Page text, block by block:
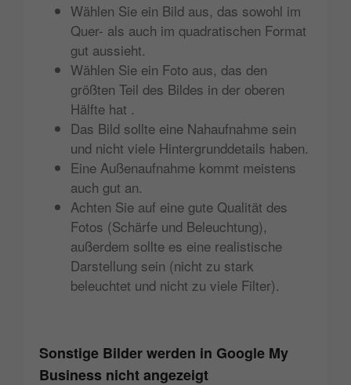
Wählen Sie ein Bild aus, das sowohl im
Quer- als auch im quadratischen Format
gut aussieht.
Wählen Sie ein Foto aus, das den
größten Teil des Bildes in der oberen
Hälfte hat .
Das Bild sollte eine Nahaufnahme sein
und nicht viele Hintergrunddetails haben.
Eine Außenaufnahme kommt meistens
auch gut an.
Achten Sie auf eine gute Qualität des
Fotos (Schärfe und Beleuchtung),
außerdem sollte es eine realistische
Darstellung sein (nicht zu stark
beleuchtet und nicht zu viele Filter).
Sonstige Bilder werden in Google My
Business nicht angezeigt